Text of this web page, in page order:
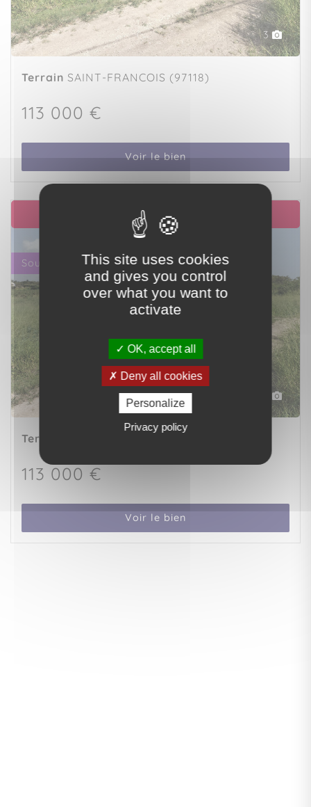
3
Terrain SAINT-FRANCOIS (97118)
113 000 €
Voir le bien
EXCLUSIVITÉ
Sous compromis
Terrain
113 000 €
Voir le bien
This site uses cookies
and gives you control
over what you want to
activate
OK, accept all
Deny all cookies
Personalize
Privacy policy